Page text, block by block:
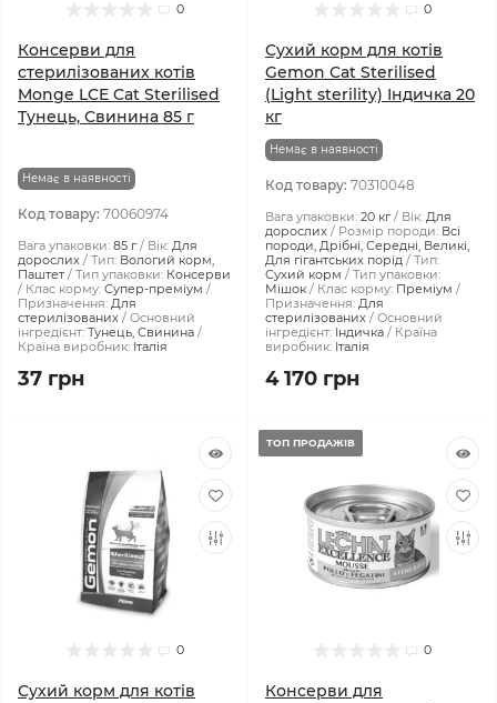
0
Консерви для
стерилізованих котів
Monge LCE Cat Sterilised
Тунець, Свинина 85 г
Немає в наявності
Код товару: 70060974
Вага упаковки: 85 г Вік: Для
дорослих
Тип: Вологий корм,
Паштет
Тип упаковки: Консерви
Клас корму: Супер-преміум
Призначення: Для
стерилізованих
Основний
інгредієнт: Тунець, Свинина
Країна виробник: Італія
37 грн
0
Сухий корм для котів
Gemon Cat Sterilised
(Light sterility) Індичка 20
кг
Немає в наявності
Код товару: 70310048
Вага упаковки: 20 кг Вік: Для
дорослих
Розмір породи: Всі
породи, Дрібні, Середні, Великі,
Для гігантських порід
Тип:
Сухий корм
Тип упаковки:
Мішок
Клас корму: Преміум
Призначення: Для
стерилізованих
Основний
інгредієнт: Індичка
Країна
виробник: Італія
4 170 грн
0
Сухий корм для котів
ТОП ПРОДАЖІВ
0
Консерви для